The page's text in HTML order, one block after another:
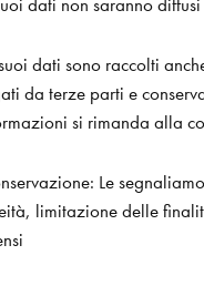
dati sono raccolti
da terze parti e
si rimanda alla
Le
limitazione delle